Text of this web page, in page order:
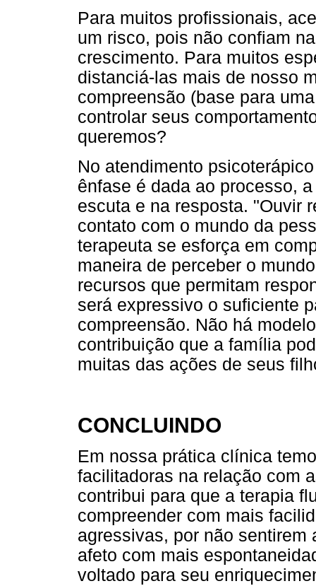
Para muitos profissionais,
um risco, pois não confiam
crescimento. Para muitos
distanciá-las mais de nosso
compreensão (base para
controlar seus
queremos?
No atendimento
ênfase é dada ao processo,
escuta e na resposta. "Ouvir
contato com o mundo da
terapeuta se esforça em
maneira de perceber o
recursos que permitam
será expressivo o suficiente
compreensão. Não há
contribuição que a família
muitas das ações de seus
CONCLUINDO
Em nossa prática clínica
facilitadoras na relação com
contribui para que a terapia
compreender com mais
agressivas, por não sentirem
afeto com mais
voltado para seu